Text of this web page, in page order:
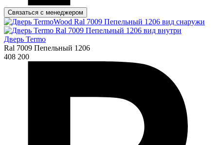
Связаться с менеджером
Дверь Termo
Ral 7009 Пепельный 1206
408 200